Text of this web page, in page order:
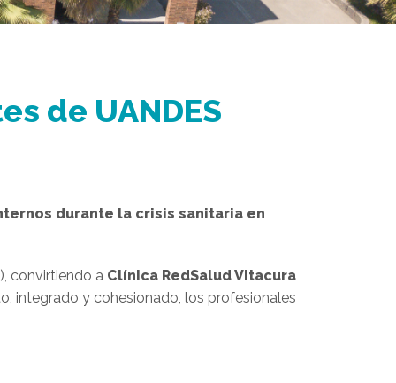
de UANDES
durante la crisis sanitaria en
convirtiendo a Clínica RedSalud Vitacura
integrado y cohesionado, los profesionales